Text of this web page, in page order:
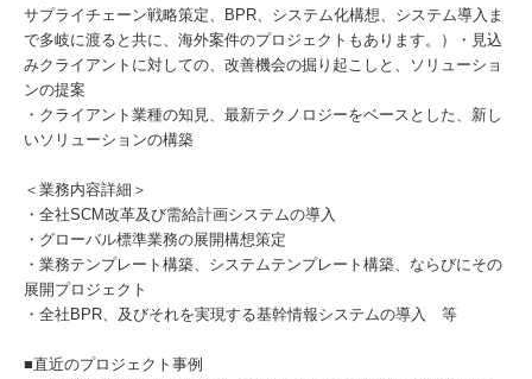
サプライチェーン戦略策定、BPR、システム化構想、システム導入ま
で多岐に渡ると共に、海外案件のプロジェクトもあります。）・見込
みクライアントに対しての、改善機会の掘り起こしと、ソリューショ
ンの提案
・クライアント業種の知見、最新テクノロジーをベースとした、新し
いソリューションの構築
＜業務内容詳細＞
・全社SCM改革及び需給計画システムの導入
・グローバル標準業務の展開構想策定
・業務テンプレート構築、システムテンプレート構築、ならびにその
展開プロジェクト
・全社BPR、及びそれを実現する基幹情報システムの導入 等
■直近のプロジェクト事例